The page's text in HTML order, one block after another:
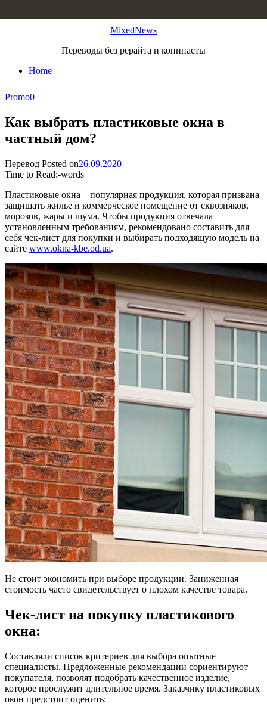
MixedNews
Переводы без рерайта и копипасты
Home
Promo0
Как выбрать пластиковые окна в
частный дом?
Перевод Posted on26.09.2020
Time to Read:-words
Пластиковые окна – популярная продукция, которая призвана
защищать жилье и коммерческое помещение от сквозняков,
морозов, жары и шума. Чтобы продукция отвечала
установленным требованиям, рекомендовано составить для
себя чек-лист для покупки и выбирать подходящую модель на
сайте www.okna-kbe.od.ua.
Не стоит экономить при выборе продукции. Заниженная
стоимость часто свидетельствует о плохом качестве товара.
Чек-лист на покупку пластикового
окна:
Составляли список критериев для выбора опытные
специалисты. Предложенные рекомендации сориентируют
покупателя, позволят подобрать качественное изделие,
которое прослужит длительное время. Заказчику пластиковых
окон предстоит оценить: